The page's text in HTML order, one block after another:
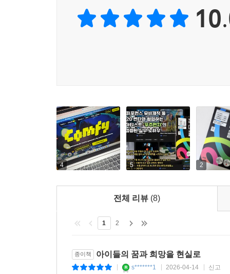
“현장에서 통하는 사람들은 결국 ‘실전 근육’을
치열한 경쟁 속에서 살아남아야 하는 요즘, 저자
도구로 활용하고 싶은 분들께 이 책을 추천합니다.”
_ 동테크, AI 콘텐츠 크리에이터
“ComfyUI가 어렵게 느껴져 시작조차 망설이
설명합니다. 복잡한 용어 대신 눈높이에 맞춘
줍니다. ComfyUI로 작업을 시작하고 싶은 분들께
_ 피카쏭, AI 콘텐츠 크리에이터
“수많은 AI 영상 프로젝트를 진행하며 ‘어디서부
높은 도구입니다. 이 책은 단순히 따라 하게 하는
_ 지니, 교육 · AI 기반 서비스 기획 및 개발 전문가
4 5 2
전체 리뷰 (8)
1 2
종이책 아이들의 꿈과 희망을 현실로
s*******1 2026-04-14 신고